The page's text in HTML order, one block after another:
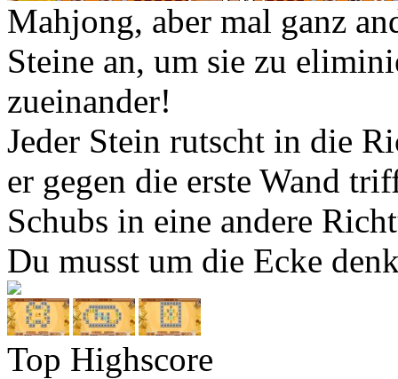
Mahjong, aber mal ganz
Steine an, um sie zu
zueinander!
Jeder Stein rutscht in die
er gegen die erste Wand
Schubs in eine andere
Du musst um die Ecke
Top Highscore